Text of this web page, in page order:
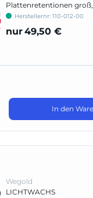
Plattenretentionen
Herstellernr: 110-012-00
nur49,50 €
In den
Wegold
LICHTWACHS